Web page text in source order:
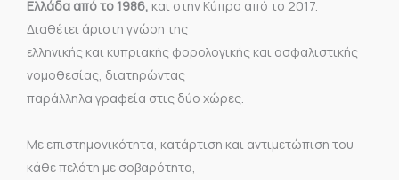
Ελλάδα από το 1986, και στην Κύπρο από το 2017.
Διαθέτει άριστη γνώση της
ελληνικής και κυπριακής φορολογικής και ασφαλιστικής
νομοθεσίας, διατηρώντας
παράλληλα γραφεία στις δύο χώρες.
Με επιστημονικότητα, κατάρτιση και αντιμετώπιση του
κάθε πελάτη με σοβαρότητα,